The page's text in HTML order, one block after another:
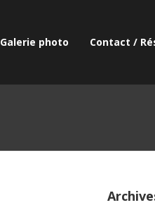
Galerie photo Contact /